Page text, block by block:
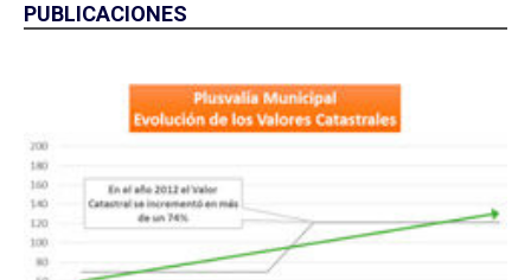
PUBLICACIONES